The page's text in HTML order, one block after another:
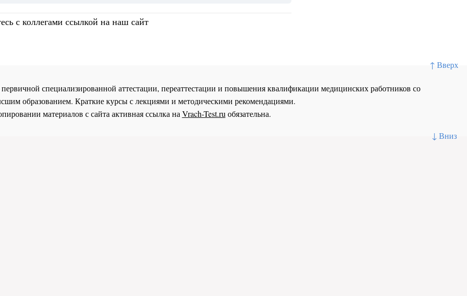
↑ Вверх
↓ Вниз
с коллегами ссылкой на наш сайт
специализированной аттестации, переаттестации и повышения квалификации медицинских работников со
образованием. Краткие курсы с лекциями и методическими рекомендациями.
материалов с сайта активная ссылка на Vrach-Test.ru обязательна.